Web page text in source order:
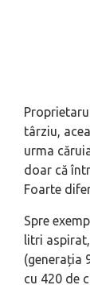
târziu,
urma
doar că
Foarte
Spre
litri
(generația
cu 420 de